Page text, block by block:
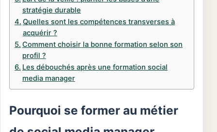
stratégie durable
Quelles sont les compétences transverses à
acquérir ?
Comment choisir la bonne formation selon son
profil ?
Les débouchés après une formation social
media manager
Pourquoi se former au métier